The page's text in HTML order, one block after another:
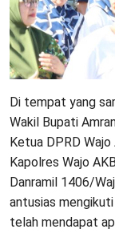
Di tempat yang
Wakil Bupati
Ketua DPRD
Kapolres Wajo
Danramil 1406/
antusias
telah mendapat